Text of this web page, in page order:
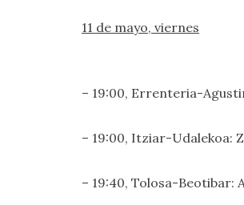
11 de mayo, viernes
– 19:00, Errenteria-
– 19:00, Itziar-Udalekoa:
– 19:40, Tolosa-Beotibar: